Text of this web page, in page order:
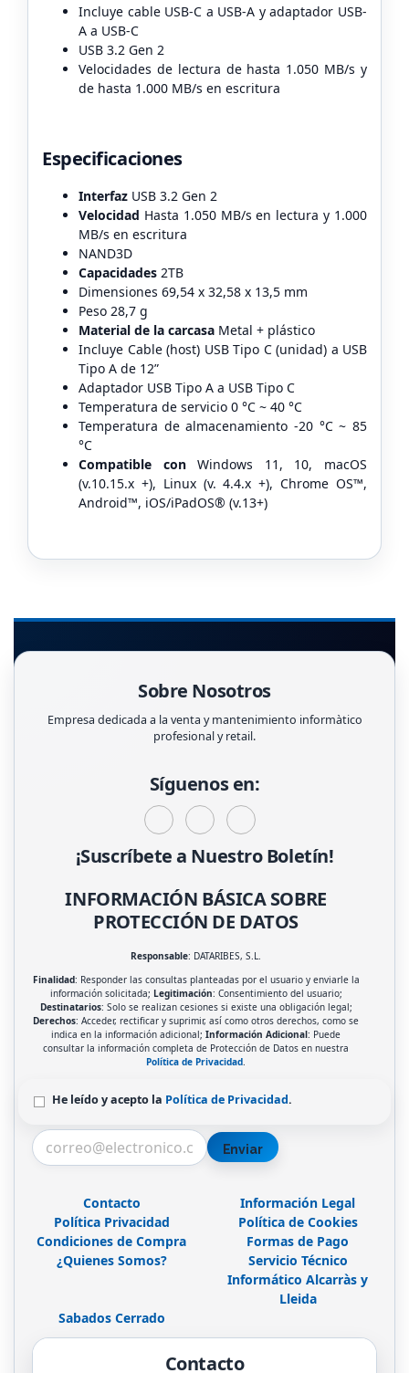
Incluye cable USB-C a USB-A y adaptador USB-
A a USB-C
USB 3.2 Gen 2
Velocidades de lectura de hasta 1.050 MB/s y
de hasta 1.000 MB/s en escritura
Especificaciones
Interfaz USB 3.2 Gen 2
Velocidad Hasta 1.050 MB/s en lectura y 1.000
MB/s en escritura
NAND3D
Capacidades 2TB
Dimensiones 69,54 x 32,58 x 13,5 mm
Peso 28,7 g
Material de la carcasa Metal + plástico
Incluye Cable (host) USB Tipo C (unidad) a USB
Tipo A de 12”
Adaptador USB Tipo A a USB Tipo C
Temperatura de servicio 0 °C ~ 40 °C
Temperatura de almacenamiento -20 °C ~ 85
°C
Compatible conWindows 11, 10, macOS
(v.10.15.x +), Linux (v. 4.4.x +), Chrome OS™,
Android™, iOS/iPadOS® (v.13+)
Sobre Nosotros
Empresa dedicada a la venta y mantenimiento informàtico
profesional y retail.
Síguenos en:
¡Suscríbete a Nuestro Boletín!
INFORMACIÓN BÁSICA SOBRE
PROTECCIÓN DE DATOS
Responsable: DATARIBES, S.L.
Finalidad: Responder las consultas planteadas por el usuario y enviarle la
información solicitada; Legitimación: Consentimiento del usuario;
Destinatarios: Solo se realizan cesiones si existe una obligación legal;
Derechos: Acceder, rectificar y suprimir, así como otros derechos, como se
indica en la información adicional;Información Adicional: Puede
consultar la información completa de Protección de Datos en nuestra
Política de Privacidad
He leído y acepto la Política de Privacidad.
Enviar
Contacto
Información Legal
Política Privacidad
Política de Cookies
Condiciones de Compra
Formas de Pago
¿Quienes Somos?
Servicio Técnico
Informático Alcarràs y
Lleida
Sabados Cerrado
Contacto